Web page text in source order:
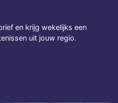
en krijg wekelijks een
uit jouw regio.